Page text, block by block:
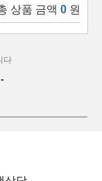
상품 금액 0 원
다